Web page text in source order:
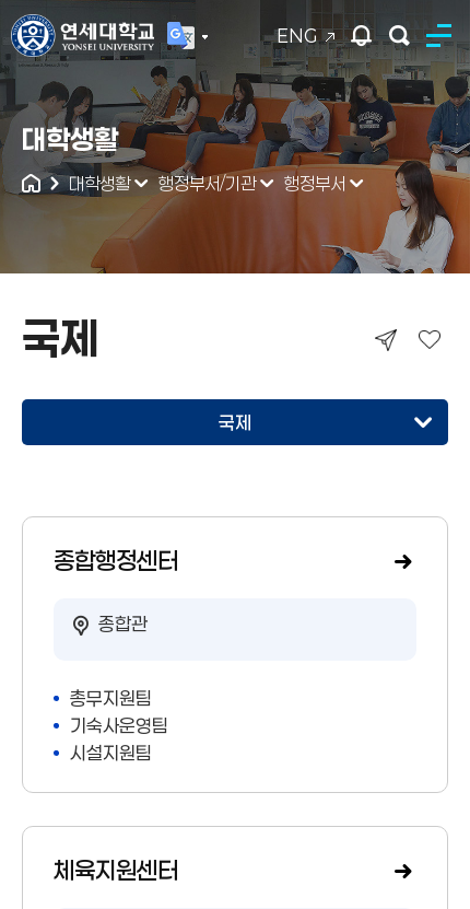
ENG
연세대학교
통합검색
대학생활
대학생활 행정부서/기관 행정부서
국제
국제
국제
종합행정센터
종합관
총무지원팀
기숙사운영팀
시설지원팀
체육지원센터